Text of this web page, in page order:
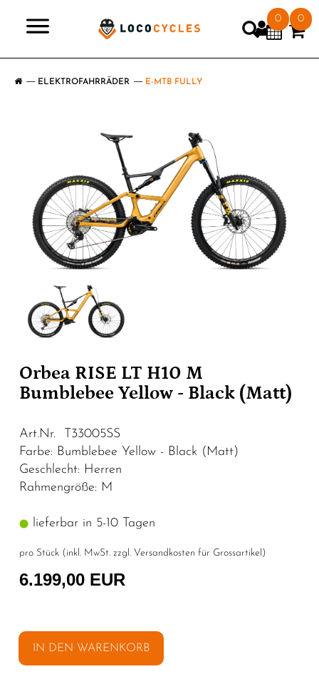
0 0
ELEKTROFAHRRÄDER E-MTB FULLY
Orbea RISE LT H10 M
Bumblebee Yellow - Black (Matt)
Art.Nr. T33005SS
Farbe: Bumblebee Yellow - Black (Matt)
Geschlecht: Herren
Rahmengröße: M
lieferbar in 5-10 Tagen
pro Stück (inkl. MwSt. zzgl. Versandkosten für Grossartikel )
6.199,00 EUR
IN DEN WARENKORB